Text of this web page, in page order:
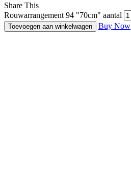
Share This
Rouwarrangement 94 "70cm" aantal
Toevoegen aan winkelwagen Buy Now